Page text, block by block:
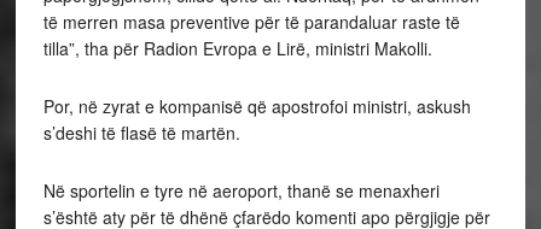
të merren masa preventive për të parandaluar raste të
tilla”, tha për Radion Evropa e Lirë, ministri Makolli.
Por, në zyrat e kompanisë që apostrofoi ministri, askush
s’deshi të flasë të martën.
Në sportelin e tyre në aeroport, thanë se menaxheri
s’është aty për të dhënë çfarëdo komenti apo përgjigje për